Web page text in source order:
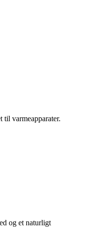
til varmeapparater.
og et naturligt